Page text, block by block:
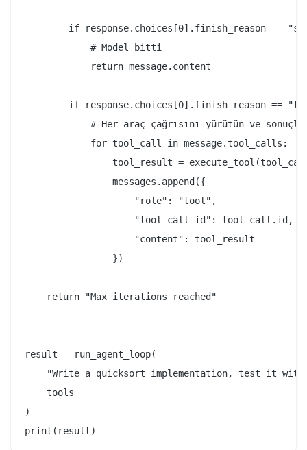
if response.choices[0].finish_reason ==
            # Model bitti
            return message.content
if response.choices[0].finish_reason ==
# Her araç çağrısını yürütün ve
            for tool_call in message.tool_calls:
tool_result =
                messages.append({
                    "role": "tool",
                    "tool_call_id": tool_call.id,
                    "content": tool_result
                })
    return "Max iterations reached"
result = run_agent_loop(
"Write a quicksort implementation, test it
    tools
)